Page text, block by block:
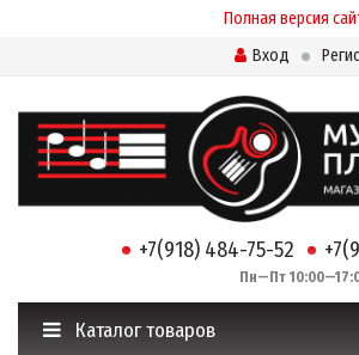
Полная версия
Вход
+7(918) 484-75-52
Пн—Пт
Каталог товаров